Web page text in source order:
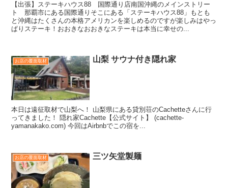
【出張】ステーキハウス88 国際通り店南国沖縄のメインストリー
ト 那覇市にある国際通りそこにある「ステーキハウス88」もとも
と沖縄はたくさんの本格アメリカンを楽しめるのですが楽しみはやっ
ぱりステーキ！おおきなおおきなステーキは本当に幸せの...
お店の覆面取材 山梨 サウナ付き隠れ家
本日は遠征取材で山梨へ！ 山梨県にある貸別荘のCachetteさんに行
ってきました！ 隠れ家Cachette【公式サイト】 (cachette-
yamanakako.com) 今回はAirbnbでこの宿を...
お店の覆面取材 三ツ矢堂製麺